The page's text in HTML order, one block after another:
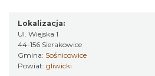
Lokalizacja:
Ul. Wiejska 1
44-156 Sierakowice
Gmina: Sośnicowice
Powiat: gliwicki